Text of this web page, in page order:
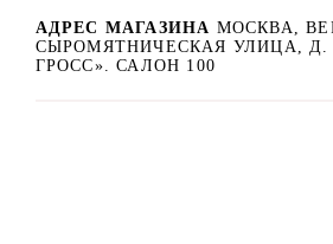
АДРЕС МАГАЗИНА МОСКВА,
СЫРОМЯТНИЧЕСКАЯ УЛИЦА, Д.
ГРОСС». САЛОН 100